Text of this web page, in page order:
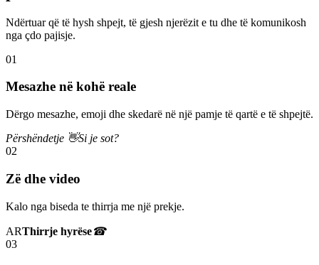
Ndërtuar që të hysh shpejt, të gjesh njerëzit e tu dhe të komunikosh
nga çdo pajisje.
01
Mesazhe në kohë reale
Dërgo mesazhe, emoji dhe skedarë në një pamje të qartë e të shpejtë.
Përshëndetje 👋Si je sot?
02
Zë dhe video
Kalo nga biseda te thirrja me një prekje.
ARThirrje hyrëse☎
03